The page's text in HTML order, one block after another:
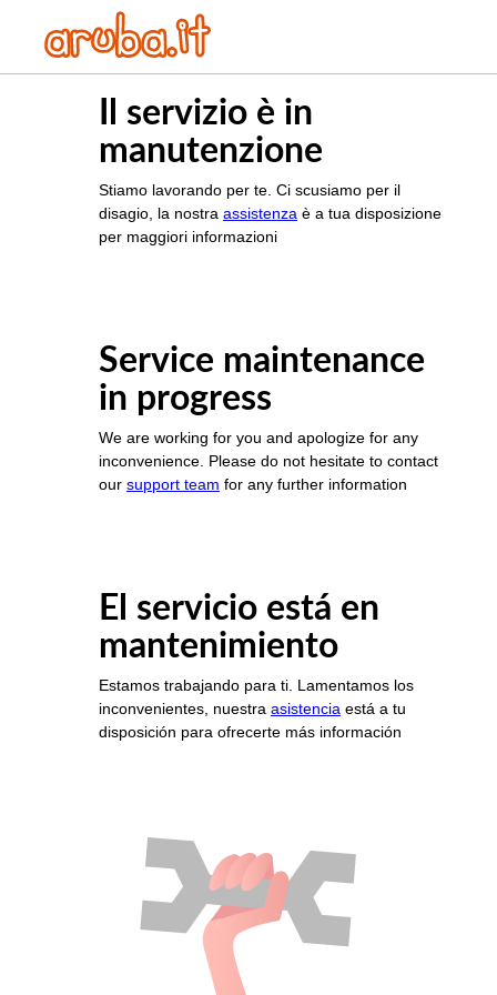
Il servizio è in
manutenzione
Stiamo lavorando per te. Ci scusiamo per il
disagio, la nostra assistenza è a tua disposizione
per maggiori informazioni
Service maintenance
in progress
We are working for you and apologize for any
inconvenience. Please do not hesitate to contact
our support team for any further information
El servicio está en
mantenimiento
Estamos trabajando para ti. Lamentamos los
inconvenientes, nuestra asistencia está a tu
disposición para ofrecerte más información